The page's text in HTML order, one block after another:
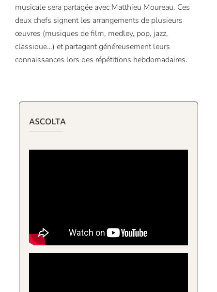
musicale sera partagée avec Matthieu Moureau. Ces
deux chefs signent les arrangements de plusieurs
œuvres (musiques de film, medley, pop, jazz,
classique…) et partagent généreusement leurs
connaissances lors des répétitions hebdomadaires.
ASCOLTA